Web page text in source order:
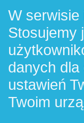
W
Stosujemy
danych
ustawień
Twoim